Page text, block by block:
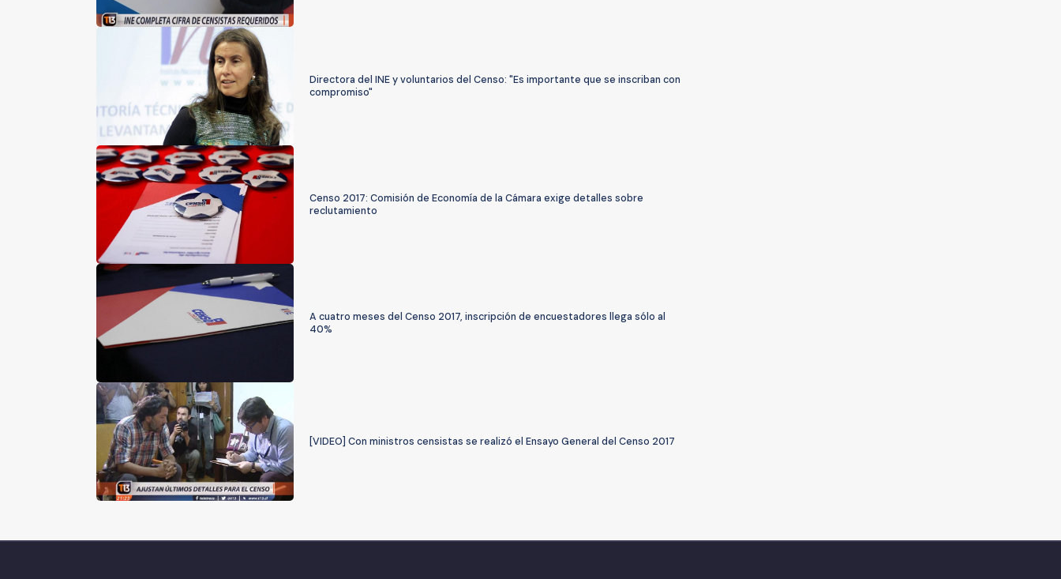
Directora del INE y voluntarios del Censo: "Es importante que se inscriban con
compromiso"
Censo 2017: Comisión de Economía de la Cámara exige detalles sobre
reclutamiento
A cuatro meses del Censo 2017, inscripción de encuestadores llega sólo al
40%
[VIDEO] Con ministros censistas se realizó el Ensayo General del Censo 2017